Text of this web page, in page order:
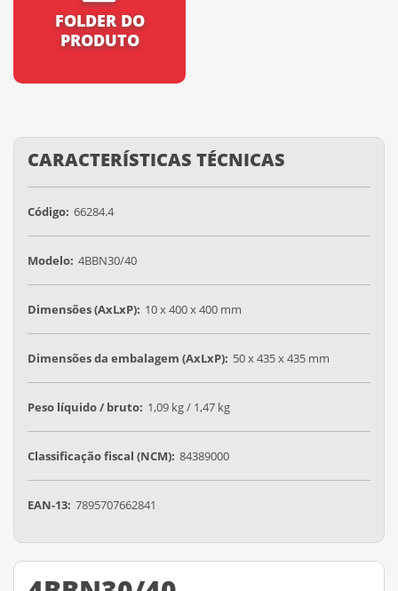
FOLDER DO
PRODUTO
CARACTERÍSTICAS TÉCNICAS
Código: 66284.4
Modelo: 4BBN30/40
Dimensões (AxLxP): 10 x 400 x 400 mm
Dimensões da embalagem (AxLxP): 50 x 435 x 435 mm
Peso líquido / bruto: 1,09 kg / 1,47 kg
Classificação fiscal (NCM): 84389000
EAN-13: 7895707662841